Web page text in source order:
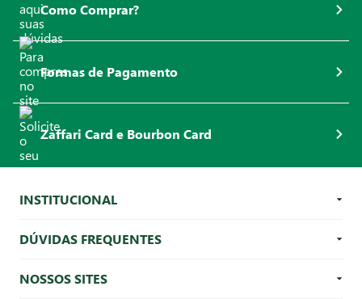
Como Comprar?
Formas de Pagamento
Zaffari Card e Bourbon Card
INSTITUCIONAL
DÚVIDAS FREQUENTES
NOSSOS SITES